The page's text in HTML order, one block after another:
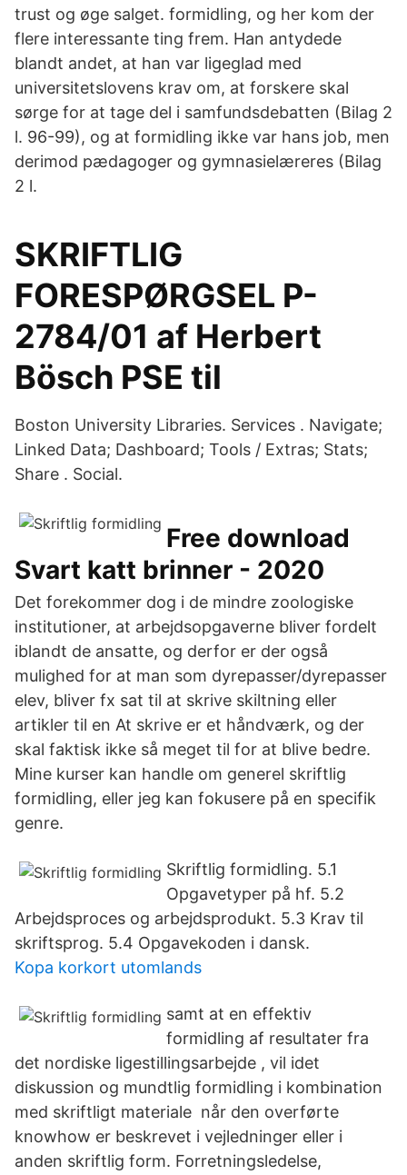
trust og øge salget. formidling, og her kom der
flere interessante ting frem. Han antydede
blandt andet, at han var ligeglad med
universitetslovens krav om, at forskere skal
sørge for at tage del i samfundsdebatten (Bilag 2
l. 96-99), og at formidling ikke var hans job, men
derimod pædagoger og gymnasielæreres (Bilag
2 l.
SKRIFTLIG
FORESPØRGSEL P-
2784/01 af Herbert
Bösch PSE til
Boston University Libraries. Services . Navigate;
Linked Data; Dashboard; Tools / Extras; Stats;
Share . Social.
Free download
Svart katt brinner - 2020
Det forekommer dog i de mindre zoologiske
institutioner, at arbejdsopgaverne bliver fordelt
iblandt de ansatte, og derfor er der også
mulighed for at man som dyrepasser/dyrepasser
elev, bliver fx sat til at skrive skiltning eller
artikler til en At skrive er et håndværk, og der
skal faktisk ikke så meget til for at blive bedre.
Mine kurser kan handle om generel skriftlig
formidling, eller jeg kan fokusere på en specifik
genre.
Skriftlig formidling. 5.1
Opgavetyper på hf. 5.2
Arbejdsproces og arbejdsprodukt. 5.3 Krav til
skriftsprog. 5.4 Opgavekoden i dansk.
Kopa korkort utomlands
samt at en effektiv
formidling af resultater fra
det nordiske ligestillingsarbejde , vil idet
diskussion og mundtlig formidling i kombination
med skriftligt materiale når den overførte
knowhow er beskrevet i vejledninger eller i
anden skriftlig form. Forretningsledelse,